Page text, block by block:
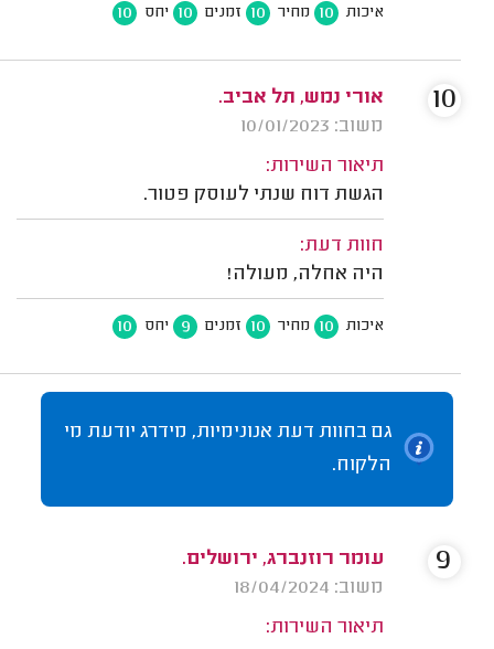
איכות 10 מחיר 10 זמנים 10 יחס 10
אורי נמש, תל אביב.
משוב: 10/01/2023
תיאור השירות:
הגשת דוח שנתי לעוסק פטור.
חוות דעת:
היה אחלה, מעולה!
איכות 10 מחיר 10 זמנים 9 יחס 10
10
גם בחוות דעת אנונימיות, מידרג יודעת מי
הלקוח.
עומר רוזנברג, ירושלים.
משוב: 18/04/2024
תיאור השירות:
9